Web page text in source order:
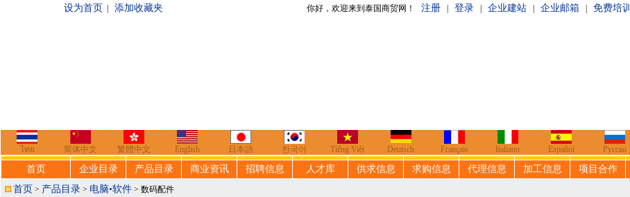
设为首页 添加收藏夹 你好，欢迎来到泰国商贸网！ 注册| 登录| 企业建站| 企业邮箱 免费培训
ไทย 简体中文 繁體中文 English 日本語 한국어 Tiếng Việt Deutsch Français Italiano Español Русско
首页 企业目录 产品目录 商业资讯 招聘信息 人才库 供求信息 求购信息 代理信息 加工信息 项目合作
首页 > 产品目录 > 电脑•软件 > 数码配件